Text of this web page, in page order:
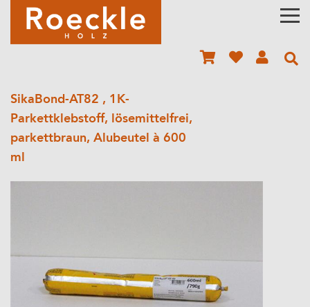
SikaBond-AT82 , 1K-
Parkettklebstoff, lösemittelfrei,
parkettbraun, Alubeutel à 600
ml